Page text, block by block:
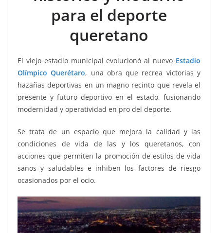
p er
para el deporte
queretano
El viejo estadio municipal evolucionó al nuevo Estadio
Olímpico Querétaro, una obra que recrea victorias y
hazañas deportivas en un magno recinto que revela el
presente y futuro deportivo en el estado, fusionando
modernidad y operatividad en pro del deporte.
Se trata de un espacio que mejora la calidad y las
condiciones de vida de las y los queretanos, con
acciones que permiten la promoción de estilos de vida
sanos y saludables e inhiben los factores de riesgo
ocasionados por el ocio.